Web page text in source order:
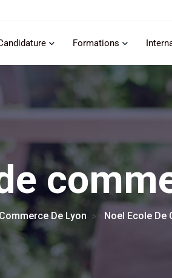
Formations
De Lyon > > Noel Ecole De